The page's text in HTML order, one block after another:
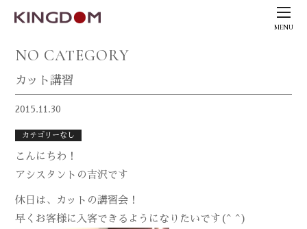
MENU
NO CATEGORY
カット講習
2015.11.30
カテゴリーなし
こんにちわ！
アシスタントの吉沢です
休日は、カットの講習会！
早くお客様に入客できるようになりたいです(^ ^)